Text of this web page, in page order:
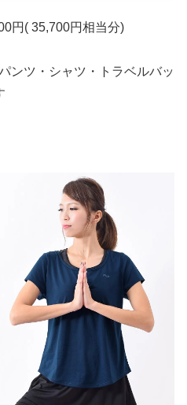
円( 35,700円相当分)
ンツ・シャツ・トラベルバッ